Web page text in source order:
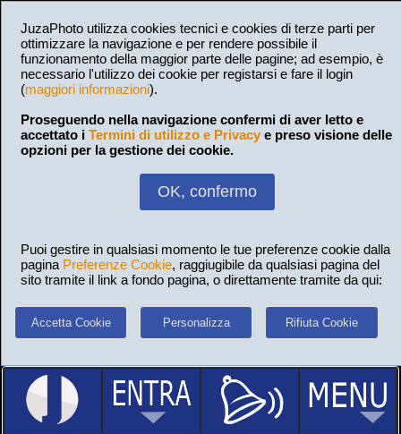
JuzaPhoto utilizza cookies tecnici e cookies di terze parti per
ottimizzare la navigazione e per rendere possibile il
funzionamento della maggior parte delle pagine; ad esempio, è
necessario l'utilizzo dei cookie per registarsi e fare il login
(maggiori informazioni).
Proseguendo nella navigazione confermi di aver letto e
accettato i Termini di utilizzo e Privacy e preso visione delle
opzioni per la gestione dei cookie.
OK, confermo
Puoi gestire in qualsiasi momento le tue preferenze cookie dalla
pagina Preferenze Cookie, raggiugibile da qualsiasi pagina del
sito tramite il link a fondo pagina, o direttamente tramite da qui:
Accetta Cookie Personalizza Rifiuta Cookie